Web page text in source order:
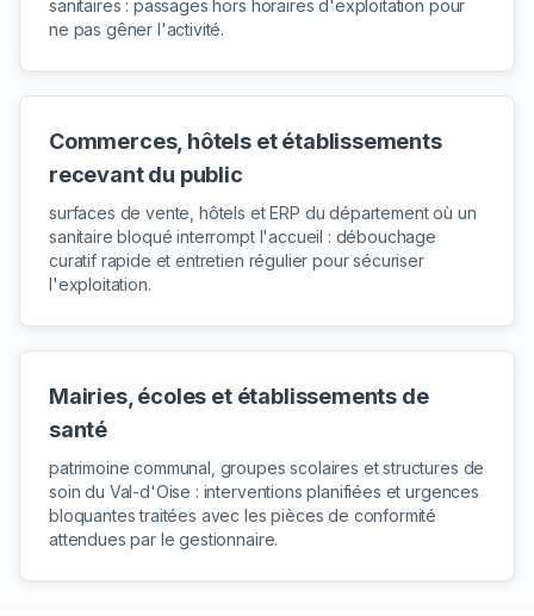
sanitaires : passages hors horaires d'exploitation pour
ne pas gêner l'activité.
Commerces, hôtels et établissements
recevant du public
surfaces de vente, hôtels et ERP du département où un
sanitaire bloqué interrompt l'accueil : débouchage
curatif rapide et entretien régulier pour sécuriser
l'exploitation.
Mairies, écoles et établissements de
santé
patrimoine communal, groupes scolaires et structures de
soin du Val-d'Oise : interventions planifiées et urgences
bloquantes traitées avec les pièces de conformité
attendues par le gestionnaire.